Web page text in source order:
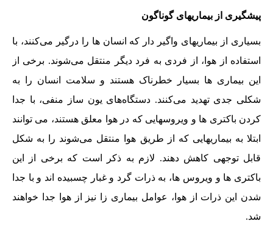
پیشگیری از بیماریهای گوناگون
بسیاری از بیماریهای واگیر دار که انسان ها را درگیر می‌کنند، با
استفاده از هوا، از فردی به فرد دیگر منتقل می‌شوند. برخی از
این بیماری ها بسیار خطرناک هستند و سلامت انسان را به
شکلی جدی تهدید می‌کنند. دستگاه‌های یون ساز منفی، با جدا
کردن باکتری ها و ویروسهایی که در هوا معلق هستند، می توانند
ابتلا به بیماریهایی که از طریق هوا منتقل می‌شوند را به شکل
قابل توجهی کاهش دهند. لازم به ذکر است که برخی از این
باکتری ها و ویروس ها، به ذرات گرد و غبار چسبیده اند و با جدا
شدن این ذرات از هوا، عوامل بیماری زا نیز از هوا جدا خواهند
شد.